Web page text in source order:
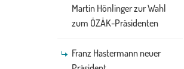
Martin Hönlinger zur Wahl
zum ÖZÄK-Präsidenten
Franz Hastermann neuer